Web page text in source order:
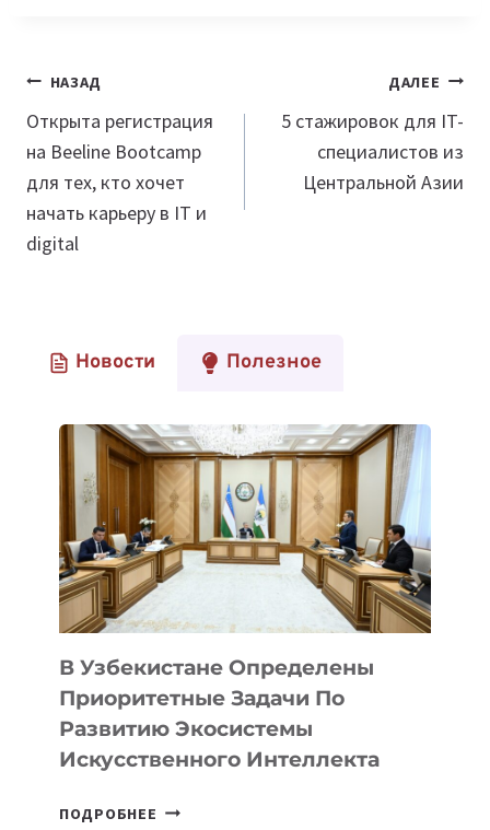
Навигация
по
записям
НАЗАД
Открыта регистрация
на Beeline Bootcamp
для тех, кто хочет
начать карьеру в IT и
digital
ДАЛЕЕ
5 стажировок для IT-
специалистов из
Центральной Азии
Новости Полезное
В Узбекистане Определены
Приоритетные Задачи По
Развитию Экосистемы
Искусственного Интеллекта
ПОДРОБНЕЕ В